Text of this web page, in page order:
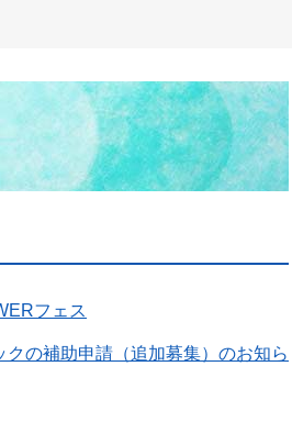
フェス
の補助申請（追加募集）のお知ら